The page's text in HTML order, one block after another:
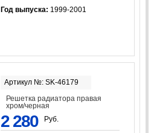
Год выпуска: 1999-2001
Артикул №: SK-46179
Решетка радиатора правая
хром/черная
2 280 Руб.